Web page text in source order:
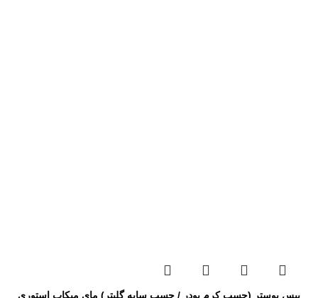
بیس بوستر (چسب کرم پودر / چسب سایه گلیتر) مای میکاپ استوری